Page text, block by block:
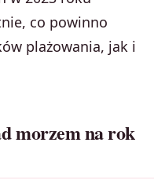
co powinno
plażowania, jak i
morzem na rok